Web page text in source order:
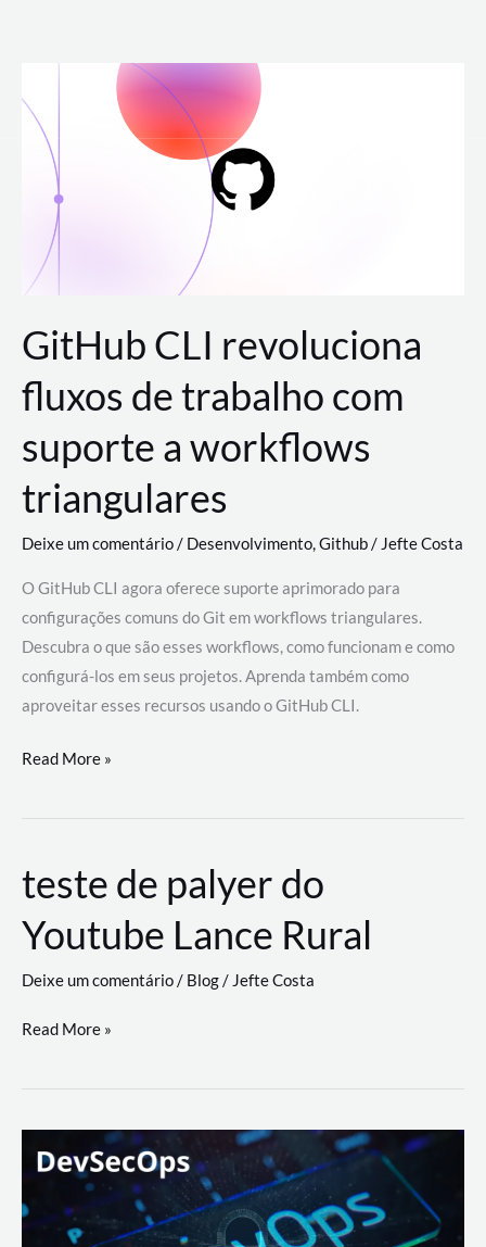
para
conteúdo
GitHub CLI revoluciona
fluxos de trabalho com
suporte a workflows
triangulares
Deixe um comentário/ Desenvolvimento,Github/ Jefte Costa
O GitHub CLI agora oferece suporte aprimorado para
configurações comuns do Git em workflows triangulares.
Descubra o que são esses workflows, como funcionam e como
configurá-los em seus projetos. Aprenda também como
aproveitar esses recursos usando o GitHub CLI.
GitHub
revoluciona
de
trabalho
com
a
workflows
Read More »
teste de palyer do
Youtube Lance Rural
Deixe um comentário/ Blog/ Jefte Costa
teste
palyer
Lance
Rural
Read More »